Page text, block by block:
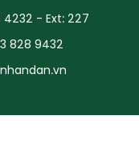
- Ext: 227
828 9432